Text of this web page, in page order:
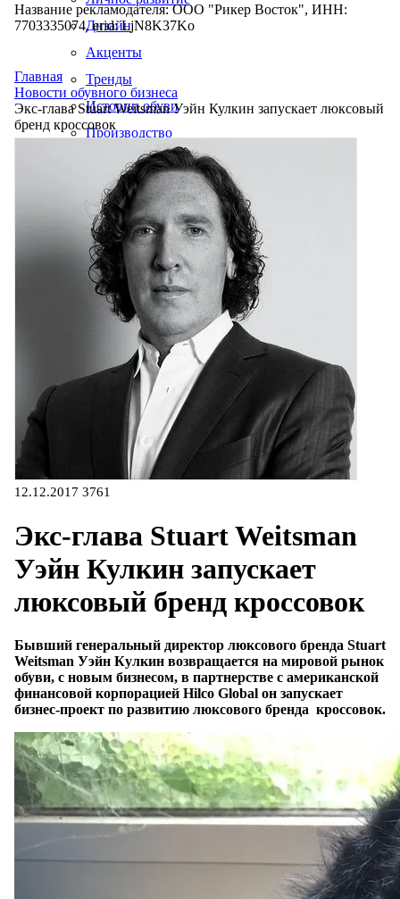
Дизайн
Акценты
Тренды
Истории обуви
Производство
Название рекламодателя: ООО "Рикер Восток", ИНН:
7703335074, erid: LjN8K37Ko
Главная
Новости обувного бизнеса
Экс-глава Stuart Weitsman Уэйн Кулкин запускает люксовый
бренд кроссовок
12.12.2017 3761
Экс-глава Stuart Weitsman
Уэйн Кулкин запускает
люксовый бренд кроссовок
Бывший генеральный директор люксового бренда Stuart
Weitsman Уэйн Кулкин возвращается на мировой рынок
обуви, с новым бизнесом, в партнерстве с американской
финансовой корпорацией Hilco Global он запускает
бизнес-проект по развитию люксового бренда кроссовок.